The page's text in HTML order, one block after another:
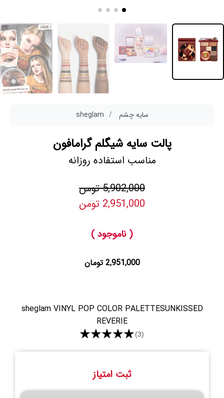
سایه چشم sheglam
پالت سایه شیگلم گرامافون
مناسب استفاده روزانه
5,902,000 تومن
2,951,000 تومن
( ناموجود )
2,951,000 تومان
sheglam VINYL POP COLOR PALETTESUNKISSED
REVERIE
★★★★★(3)
ثبت امتیاز